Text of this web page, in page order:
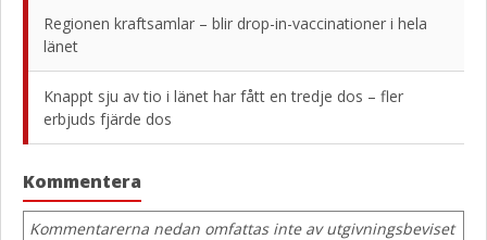
Regionen kraftsamlar – blir drop-in-vaccinationer i hela
länet
Knappt sju av tio i länet har fått en tredje dos – fler
erbjuds fjärde dos
Kommentera
Kommentarerna nedan omfattas inte av utgivningsbeviset